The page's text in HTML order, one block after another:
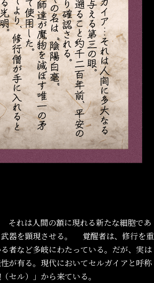
れは人間の額に現れる新たな細胞であ
器を顕現させる。 覚醒者は、修行を重
者など多岐にわたっている。だが、実は
が有る。現代においてセルガイアと呼称
セル）」から来ている。